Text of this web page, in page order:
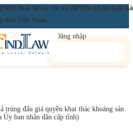
lưới luật sư uy tín và dữ liệu pháp luật
đầu Việt Nam
Đăng nhập
trúng đấu giá quyền khai thác khoáng sản
Ủy ban nhân dân cấp tỉnh)